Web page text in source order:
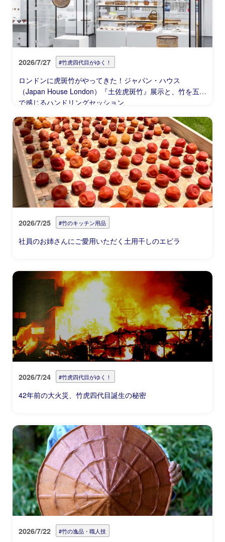
2026/7/27 #竹虎四代目がゆく！
ロンドンに虎斑竹がやってきた！ジャパン・ハウス
（Japan House London）『土佐虎斑竹』展示と、竹を五感
で感じるハンドリングセッション
2026/7/25 #竹のキッチン用品
社員のお姉さんにご愛用いただく土用干しのエビラ
2026/7/24 #竹虎四代目がゆく！
42年前の大火災、竹虎四代目誕生の秘密
2026/7/22 #竹の逸品・職人技